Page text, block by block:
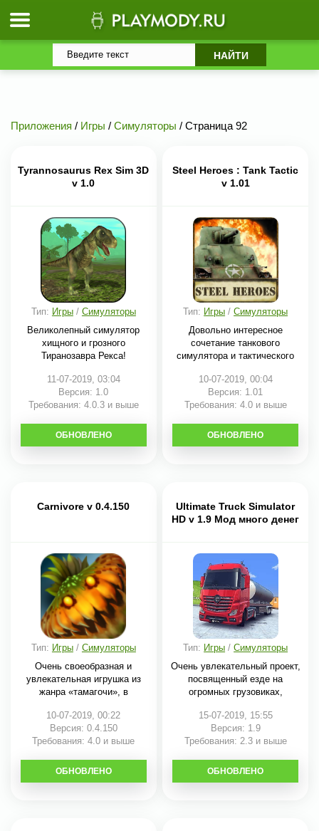
Приложения / Игры / Симуляторы / Страница 92
Tyrannosaurus Rex Sim 3D
v 1.0
Тип: Игры/ Симуляторы
Великолепный симулятор
хищного и грозного
Тиранозавра Рекса!
11-07-2019, 03:04
Версия: 1.0
Требования: 4.0.3 и выше
СКАЧАТЬ
ОБНОВЛЕНО
Steel Heroes : Tank Tactic
v 1.01
Тип: Игры /Симуляторы
Довольно интересное
сочетание танкового
симулятора и тактического
10-07-2019, 00:04
Версия: 1.01
Требования: 4.0 и выше
СКАЧАТЬ
ОБНОВЛЕНО
Carnivore v 0.4.150
Тип: Игры/ Симуляторы
Очень своеобразная и
увлекательная игрушка из
жанра «тамагочи», в
10-07-2019, 00:22
Версия: 0.4.150
Требования: 4.0 и выше
СКАЧАТЬ
ОБНОВЛЕНО
Ultimate Truck Simulator
HD v 1.9 Мод много денег
Тип: Игры /Симуляторы
Очень увлекательный проект,
посвященный езде на
огромных грузовиках,
15-07-2019, 15:55
Версия: 1.9
Требования: 2.3 и выше
СКАЧАТЬ
ОБНОВЛЕНО